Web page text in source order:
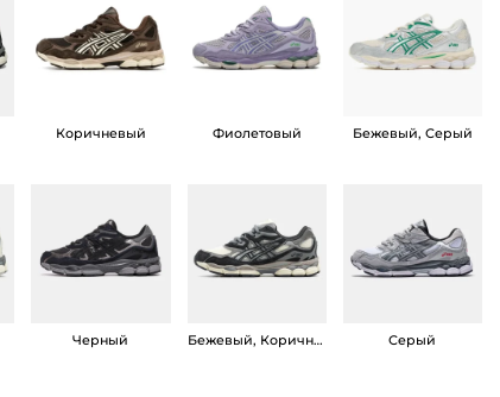
Коричневый Фиолетовый Бежевый, Серый
Черный Бежевый, Коричневый Серый